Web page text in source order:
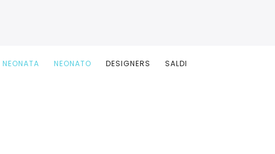
NEONATA NEONATO DESIGNERS SALDI